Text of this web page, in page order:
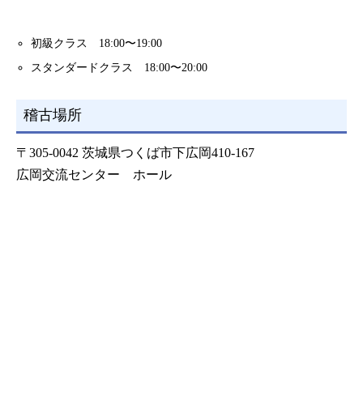
初級クラス 18:00〜19:00
スタンダードクラス 18:00〜20:00
稽古場所
〒305-0042 茨城県つくば市下広岡410-167
広岡交流センター ホール